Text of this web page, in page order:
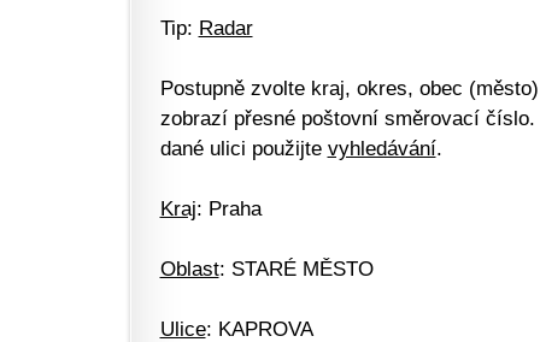
Tip: Radar
Postupně zvolte kraj, okres, obec
zobrazí přesné poštovní směrovací
dané ulici použijte vyhledávání.
Kraj: Praha
Oblast: STARÉ MĚSTO
Ulice: KAPROVA